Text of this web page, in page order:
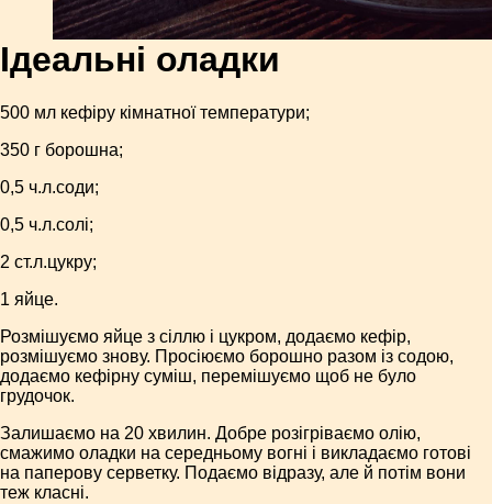
Ідеальні оладки
500 мл кефіру кімнатної температури;
350 г борошна;
0,5 ч.л.соди;
0,5 ч.л.солі;
2 ст.л.цукру;
1 яйце.
Розмішуємо яйце з сіллю і цукром, додаємо кефір,
розмішуємо знову. Просіюємо борошно разом із содою,
додаємо кефірну суміш, перемішуємо щоб не було
грудочок.
Залишаємо на 20 хвилин. Добре розігріваємо олію,
смажимо оладки на середньому вогні і викладаємо готові
на паперову серветку. Подаємо відразу, але й потім вони
теж класні.